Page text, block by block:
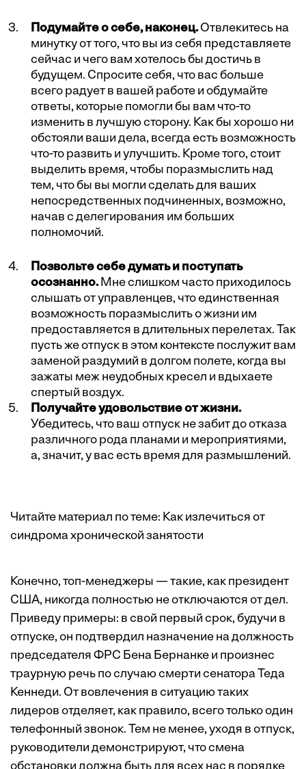
Подумайте о себе, наконец.Отвлекитесь на
минутку от того, что вы из себя представляете
сейчас и чего вам хотелось бы достичь в
будущем. Спросите себя, что вас больше
всего радует в вашей работе и обдумайте
ответы, которые помогли бы вам что-то
изменить в лучшую сторону. Как бы хорошо ни
обстояли ваши дела, всегда есть возможность
что-то развить и улучшить. Кроме того, стоит
выделить время, чтобы поразмыслить над
тем, что бы вы могли сделать для ваших
непосредственных подчиненных, возможно,
начав с делегирования им больших
полномочий.
Позвольте себе думать и поступать
осознанно.Мне слишком часто приходилось
слышать от управленцев, что единственная
возможность поразмыслить о жизни им
предоставляется в длительных перелетах. Так
пусть же отпуск в этом контексте послужит вам
заменой раздумий в долгом полете, когда вы
зажаты меж неудобных кресел и вдыхаете
спертый воздух.
Получайте удовольствие от жизни.
Убедитесь, что ваш отпуск не забит до отказа
различного рода планами и мероприятиями,
а, значит, у вас есть время для размышлений.
Читайте материал по теме: Как излечиться от
синдрома хронической занятости
Конечно, топ-менеджеры — такие, как президент
США, никогда полностью не отключаются от дел.
Приведу примеры: в свой первый срок, будучи в
отпуске, он подтвердил назначение на должность
председателя ФРС Бена Бернанке и произнес
траурную речь по случаю смерти сенатора Теда
Кеннеди. От вовлечения в ситуацию таких
лидеров отделяет, как правило, всего только один
телефонный звонок. Тем не менее, уходя в отпуск,
руководители демонстрируют, что смена
обстановки должна быть для всех нас в порядке